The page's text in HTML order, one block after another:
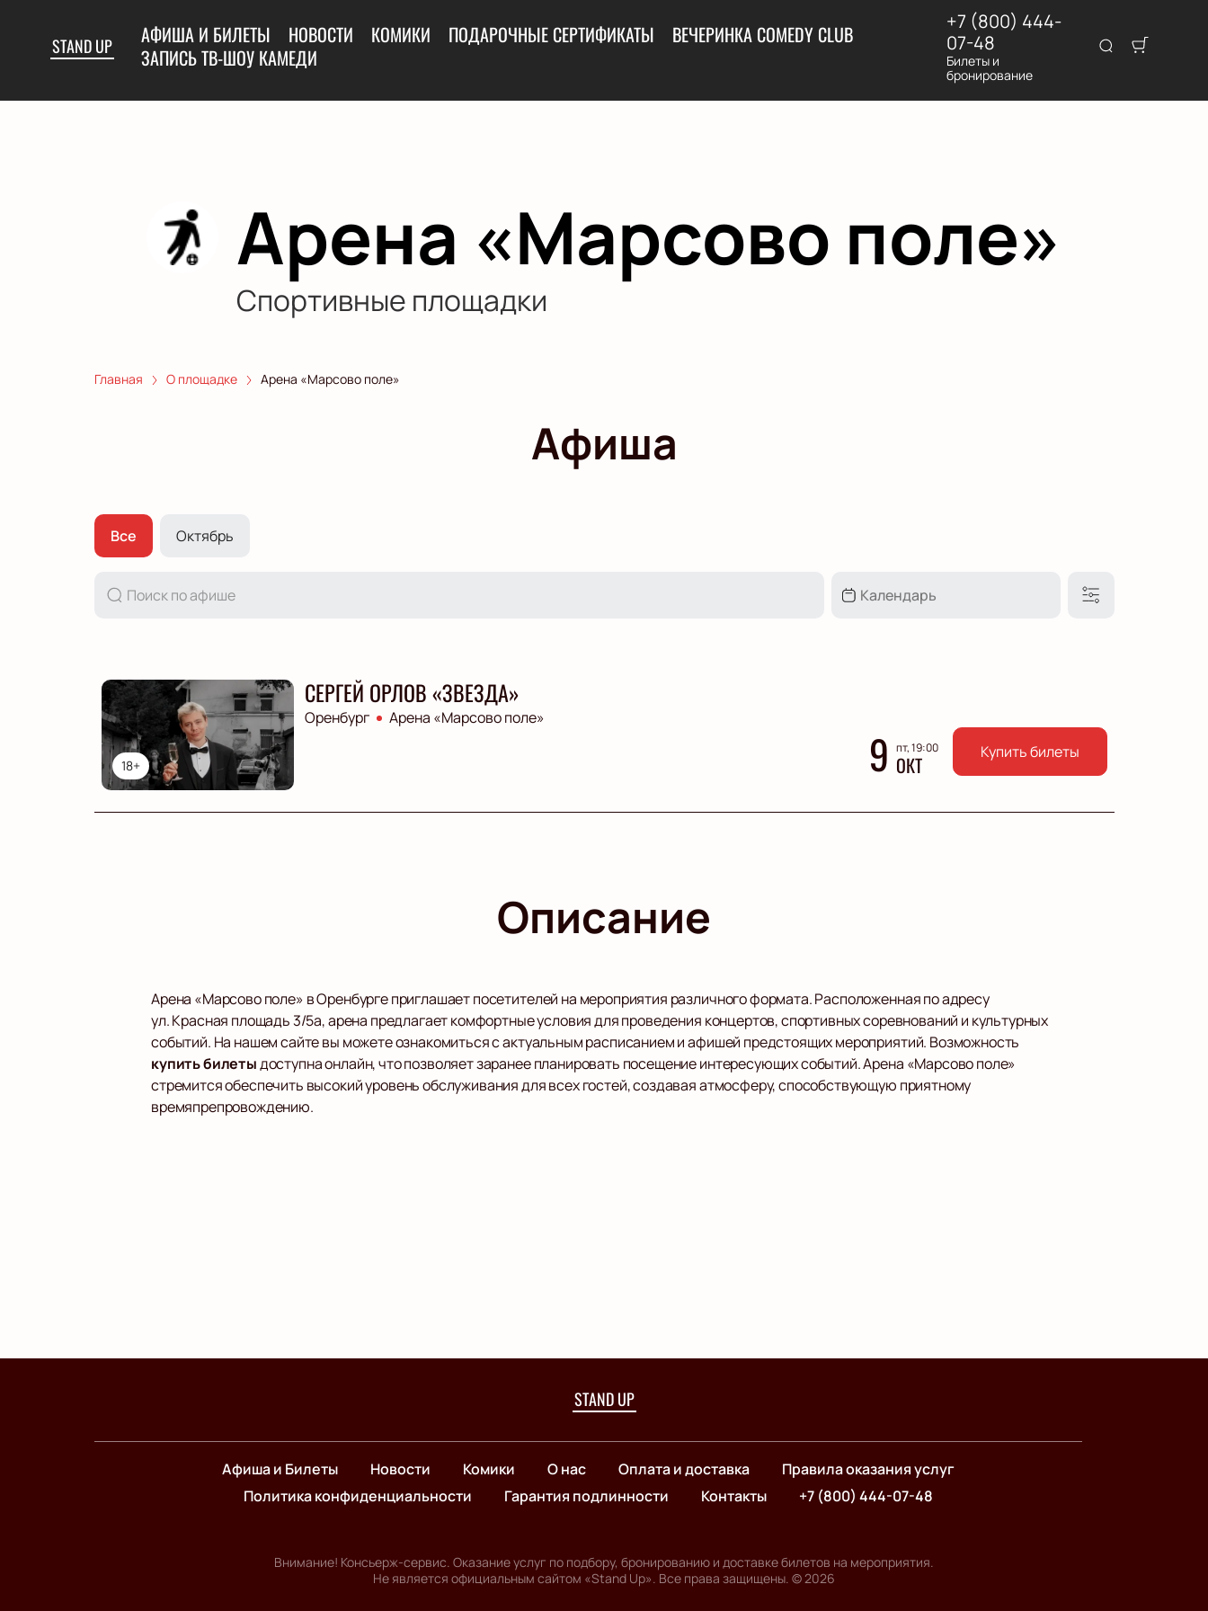
STAND UP АФИША И БИЛЕТЫ НОВОСТИ КОМИКИ ПОДАРОЧНЫЕ СЕРТИФИКАТЫ
ВЕЧЕРИНКА COMEDY CLUB
ЗАПИСЬ ТВ-ШОУ КАМЕДИ
+7 (800) 444-
07-48
Билеты и
бронирование
Арена «Марсово поле»
Спортивные площадки
Главная О площадке Арена «Марсово поле»
Афиша
Все Октябрь
18+
СЕРГЕЙ ОРЛОВ «ЗВЕЗДА»
Оренбург Арена «Марсово поле»
9 пт, 19:00
ОКТ Купить билеты
Описание
Арена «Марсово поле» в Оренбурге приглашает посетителей на мероприятия различного формата. Расположенная по адресу
ул. Красная площадь 3/5а, арена предлагает комфортные условия для проведения концертов, спортивных соревнований и культурных
событий. На нашем сайте вы можете ознакомиться с актуальным расписанием и афишей предстоящих мероприятий. Возможность
купить билетыдоступна онлайн, что позволяет заранее планировать посещение интересующих событий. Арена «Марсово поле»
стремится обеспечить высокий уровень обслуживания для всех гостей, создавая атмосферу, способствующую приятному
времяпрепровождению.
STAND UP
Афиша и Билеты Новости Комики О нас Оплата и доставка
Правила оказания услуг
Политика конфиденциальности
Гарантия подлинности Контакты +7 (800) 444-07-48
Внимание! Консьерж-сервис. Оказание услуг по подбору, бронированию и доставке билетов на мероприятия.
Не является официальным сайтом «Stand Up». Все права защищены. ©2026